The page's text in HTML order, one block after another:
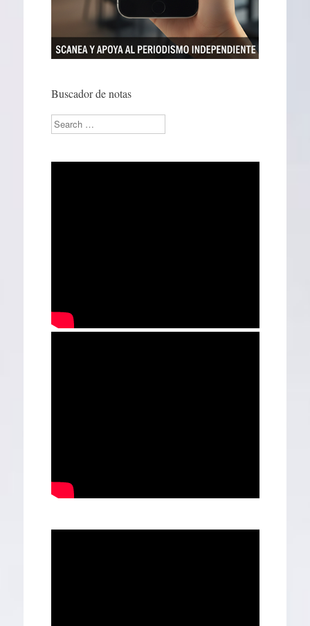
Buscador de notas
Search